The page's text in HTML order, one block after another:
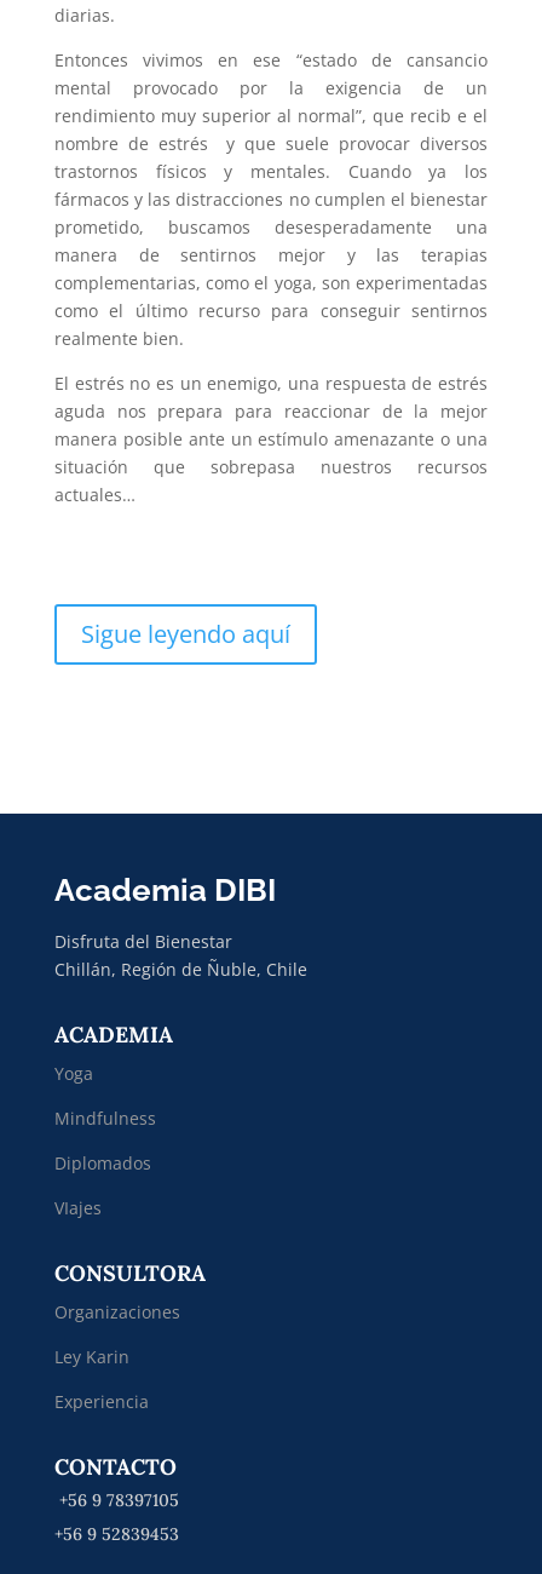
diarias.
Entonces vivimos en ese “estado de cansancio
mental provocado por la exigencia de un
rendimiento muy superior al normal”, que recib e el
nombre de estrés y que suele provocar diversos
trastornos físicos y mentales. Cuando ya los
fármacos y las distracciones no cumplen el bienestar
prometido, buscamos desesperadamente una
manera de sentirnos mejor y las terapias
complementarias, como el yoga, son experimentadas
como el último recurso para conseguir sentirnos
realmente bien.
El estrés no es un enemigo, una respuesta de estrés
aguda nos prepara para reaccionar de la mejor
manera posible ante un estímulo amenazante o una
situación que sobrepasa nuestros recursos
actuales…
Sigue leyendo aquí
Academia DIBI
Disfruta del Bienestar
Chillán, Región de Ñuble, Chile
ACADEMIA
Yoga
Mindfulness
Diplomados
VIajes
CONSULTORA
Organizaciones
Ley Karin
Experiencia
CONTACTO
+56 9 78397105
+56 9 52839453